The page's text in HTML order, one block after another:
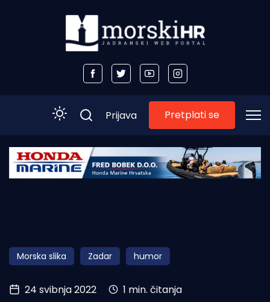
Početna
Obala
Otoci
Turizam i nautika
Prijava Pretplati se
Morska slika Zadar humor
24 svibnja 2022 1 min. čitanja